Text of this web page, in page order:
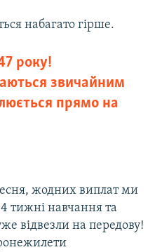
набагато гірше.
року!
звичайним
прямо на
жодних виплат ми
тижні навчання та
відвезли на передову!